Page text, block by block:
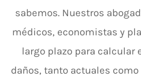
sabemos. Nuestros
médicos, economistas y
largo plazo para calcular
daños, tanto actuales